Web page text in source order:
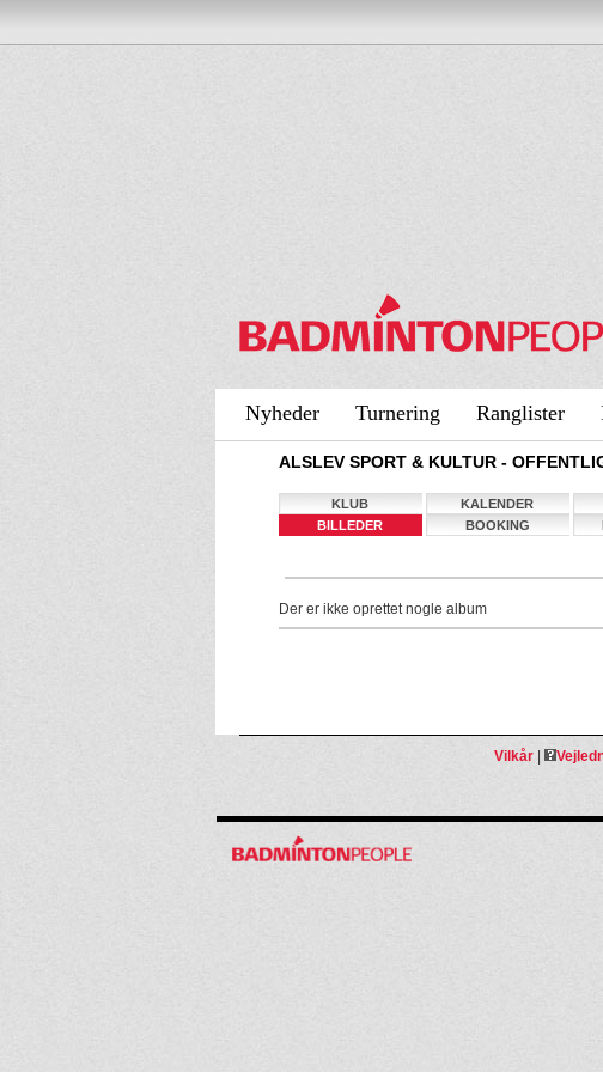
Nyheder Turnering Ranglister
ALSLEV SPORT & KULTUR -
KLUB KALENDER
BILLEDER
BOOKING
Der er ikke oprettet nogle album
Vilkår